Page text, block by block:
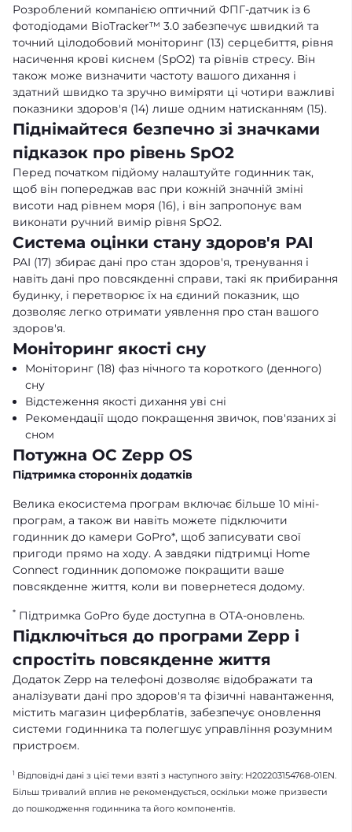
Розроблений компанією оптичний ФПГ-датчик із 6
фотодіодами BioTracker™ 3.0 забезпечує швидкий та
точний цілодобовий моніторинг (13) серцебиття, рівня
насичення крові киснем (SpO2) та рівнів стресу. Він
також може визначити частоту вашого дихання і
здатний швидко та зручно виміряти ці чотири важливі
показники здоров'я (14) лише одним натисканням (15).
Піднімайтеся безпечно зі значками
підказок про рівень SpO2
Перед початком підйому налаштуйте годинник так,
щоб він попереджав вас при кожній значній зміні
висоти над рівнем моря (16), і він запропонує вам
виконати ручний вимір рівня SpO2.
Система оцінки стану здоров'я PAI
PAI (17) збирає дані про стан здоров'я, тренування і
навіть дані про повсякденні справи, такі як прибирання
будинку, і перетворює їх на єдиний показник, що
дозволяє легко отримати уявлення про стан вашого
здоров'я.
Моніторинг якості сну
Моніторинг (18) фаз нічного та короткого (денного)
сну
Відстеження якості дихання уві сні
Рекомендації щодо покращення звичок, пов'язаних зі
сном
Потужна ОС Zepp OS
Підтримка сторонніх додатків
Велика екосистема програм включає більше 10 міні-
програм, а також ви навіть можете підключити
годинник до камери GoPro*, щоб записувати свої
пригоди прямо на ходу. А завдяки підтримці Home
Connect годинник допоможе покращити ваше
повсякденне життя, коли ви повернетеся додому.
* Підтримка GoPro буде доступна в OTA-оновлень.
Підключіться до програми Zepp і
спростіть повсякденне життя
Додаток Zepp на телефоні дозволяє відображати та
аналізувати дані про здоров'я та фізичні навантаження,
містить магазин циферблатів, забезпечує оновлення
системи годинника та полегшує управління розумним
пристроєм.
1 Відповідні дані з цієї теми взяті з наступного звіту: H202203154768-01EN.
Більш тривалий вплив не рекомендується, оскільки може призвести
до пошкодження годинника та його компонентів.